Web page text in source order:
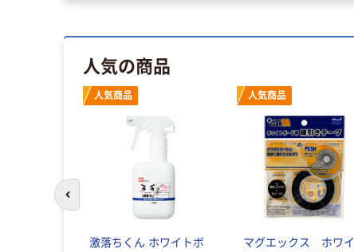
人気の商品
人気商品
激落ちくん ホワイトボ
人気商品
マグエックス ホワイ
前のスライドへ